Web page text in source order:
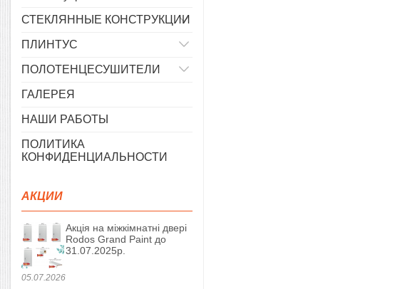
СТЕКЛЯННЫЕ КОНСТРУКЦИИ
ПЛИНТУС
ПОЛОТЕНЦЕСУШИТЕЛИ
ГАЛЕРЕЯ
НАШИ РАБОТЫ
ПОЛИТИКА
КОНФИДЕНЦИАЛЬНОСТИ
АКЦИИ
05.07.2026
Акція на міжкімнатні двері
Rodos Grand Paint до
31.07.2025р.